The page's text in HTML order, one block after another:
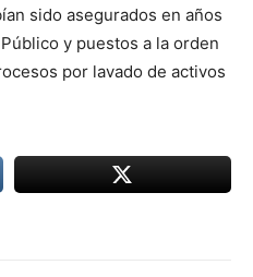
sido asegurados en años
y puestos a la orden
por lavado de activos